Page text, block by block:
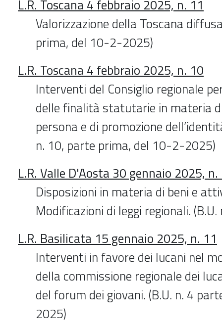
L.R. Toscana 4 febbraio 2025, n. 11
Valorizzazione della Toscana
prima, del 10-2-2025)
L.R. Toscana 4 febbraio 2025, n. 10
Interventi del Consiglio regionale
delle finalità statutarie in materia
persona e di promozione
n. 10, parte prima, del 10-2-2025)
L.R. Valle D'Aosta 30 gennaio 2025, n.
Disposizioni in materia di beni e
Modificazioni di leggi regionali.
L.R. Basilicata 15 gennaio 2025, n. 11
Interventi in favore dei lucani nel
della commissione regionale dei
del forum dei giovani. (B.U. n. 4
2025)